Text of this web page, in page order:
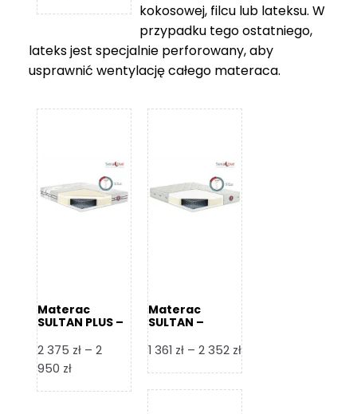
cen:
1
219 zł
do
119 zł
kokosowej, filcu lub lateksu. W
przypadku tego ostatniego,
lateks jest specjalnie perforowany, aby
usprawnić wentylację całego materaca.
Materac
SULTAN PLUS –
2 375 zł – 2
950 złZakres
Materac
SULTAN –
1 361 zł – 2 352 złZakres
cen:
od
1